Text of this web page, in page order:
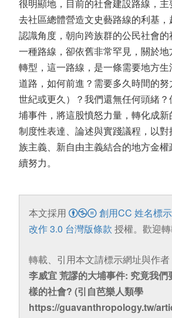
很明顯地，目前的社會建設路線，
去社區總體營造文史藝路線的利基
認識角度，朝向跨族群的公民社會
一種路線，卻依舊非常罕見，關於
轉型，這一路線，是一條需要地方
道路，如何前進？需要多久時間的
世紀或更久）？我們還無任何頭緒
埔事件，將這股憤怒力量，轉化成
制度性表達、論述與實踐議程，以
族主義、新自由主義結合的地方金
續努力。
本文採用
創用CC 姓名標
改作 3.0 台灣版條款 授權。歡迎轉
轉載、引用本文請標示網址與作者
李威宜 荒謬的大埔事件: 究竟我們
樣的社會? (引自芭樂人類學
https://guavanthropology.tw/